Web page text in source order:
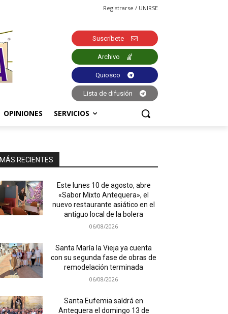
Registrarse / UNIRSE
Suscríbete
Archivo
Quiosco
Lista de difusión
OPINIONES SERVICIOS
MÁS RECIENTES
Este lunes 10 de agosto, abre
«Sabor Mixto Antequera», el
nuevo restaurante asiático en el
antiguo local de la bolera
06/08/2026
Santa María la Vieja ya cuenta
con su segunda fase de obras de
remodelación terminada
06/08/2026
Santa Eufemia saldrá en
Antequera el domingo 13 de